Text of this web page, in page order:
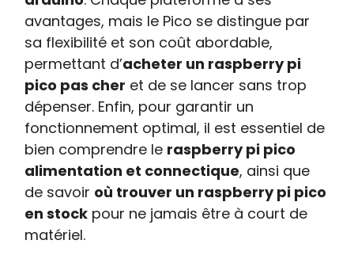
avantages, mais le Pico se distingue par
sa flexibilité et son coût abordable,
permettant d’acheter un raspberry pi
pico pas cher et de se lancer sans trop
dépenser. Enfin, pour garantir un
fonctionnement optimal, il est essentiel de
bien comprendre le raspberry pi pico
alimentation et connectique, ainsi que
de savoir où trouver un raspberry pi pico
en stock pour ne jamais être à court de
matériel.